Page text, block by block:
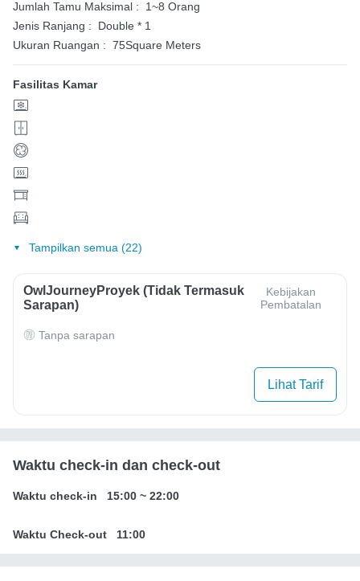
Jumlah Tamu Maksimal :
1~8 Orang
Jenis Ranjang :
Double * 1
Ukuran Ruangan : 75Square Meters
Fasilitas Kamar
Tampilkan semua (22)
OwlJourneyProyek (Tidak Termasuk
Sarapan)
Kebijakan
Pembatalan
Tanpa sarapan
Lihat Tarif
Waktu check-in dan check-out
Waktu check-in 15:00 ~ 22:00
Waktu Check-out 11:00